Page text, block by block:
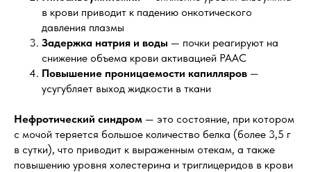
в крови приводит к падению онкотического
давления плазмы
Задержка натрия и воды — почки реагируют на
снижение объема крови активацией РААС
Повышение проницаемости капилляров —
усугубляет выход жидкости в ткани
Нефротический синдром — это состояние, при котором
с мочой теряется большое количество белка (более 3,5 г
в сутки), что приводит к выраженным отекам, а также
повышению уровня холестерина и триглицеридов в крови